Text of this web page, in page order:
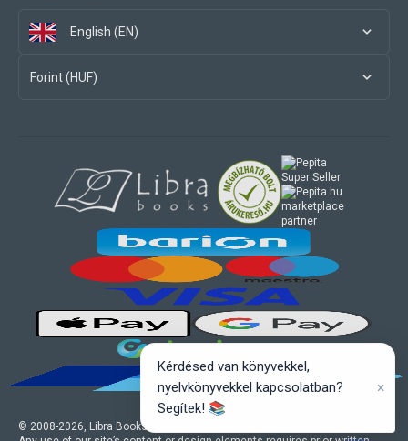
English (EN)
Forint (HUF)
© 2008-2026, Libra Books Ltd. All rights reserved.
marketplace
partner
Kérdésed van könyvekkel,
nyelvkönyvekkel kapcsolatban?
Segítek! 📚
×